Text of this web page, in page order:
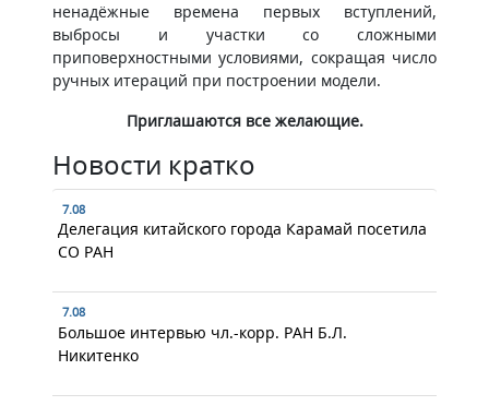
ненадёжные времена первых вступлений,
выбросы и участки со сложными
приповерхностными условиями, сокращая число
ручных итераций при построении модели.
Приглашаются все желающие.
Новости кратко
7.08
Делегация китайского города Карамай посетила
СО РАН
7.08
Большое интервью чл.-корр. РАН Б.Л.
Никитенко